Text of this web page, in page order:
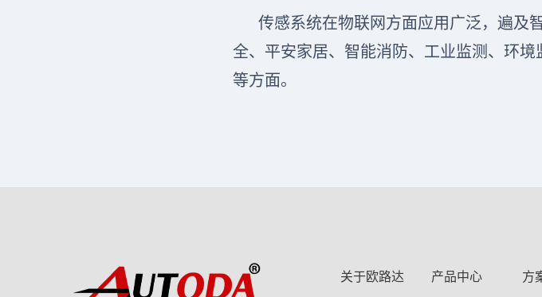
传感系统在物联网方面应用广泛，遍及
全、平安家居、智能消防、工业监测、环
等方面。
关于欧路达 产品中心 方